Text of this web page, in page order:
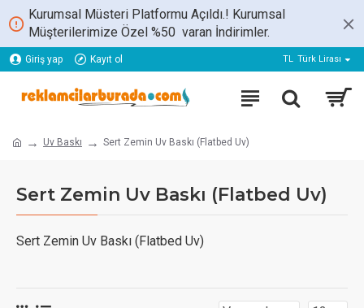
Kurumsal Müsteri Platformu Açıldı.! Kurumsal
Müşterilerimize Özel %50 varan İndirimler.
Giriş yap Kayıt ol TL Türk Lirası
Uv Baskı Sert Zemin Uv Baskı (Flatbed Uv)
Sert Zemin Uv Baskı (Flatbed Uv)
Sert Zemin Uv Baskı (Flatbed Uv)